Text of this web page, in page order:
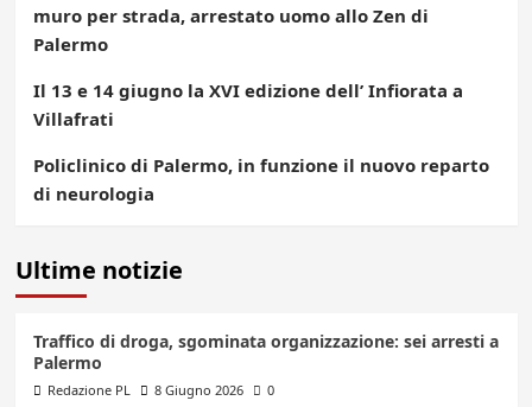
muro per strada, arrestato uomo allo Zen di
Palermo
Il 13 e 14 giugno la XVI edizione dell’ Infiorata a
Villafrati
Policlinico di Palermo, in funzione il nuovo reparto
di neurologia
Ultime notizie
Traffico di droga, sgominata organizzazione: sei arresti a
Palermo
Redazione PL 8 Giugno 2026 0